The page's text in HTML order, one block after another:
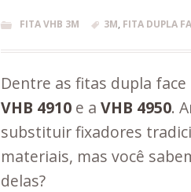
FITA VHB 3M 3M, FITA DUPLA
Dentre as fitas dupla
VHB 4910 e aVHB 4950.
substituir fixadores
materiais, mas você
delas?